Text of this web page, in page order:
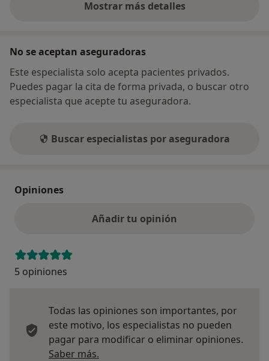
Mostrar más detalles
sobre la dirección
No se aceptan aseguradoras
Este especialista solo acepta pacientes privados.
Puedes pagar la cita de forma privada, o buscar otro
especialista que acepte tu aseguradora.
Buscar especialistas por aseguradora
Opiniones
Añadir tu opinión
5 opiniones
Todas las opiniones son importantes, por
este motivo, los especialistas no pueden
pagar para modificar o eliminar opiniones.
Saber más.